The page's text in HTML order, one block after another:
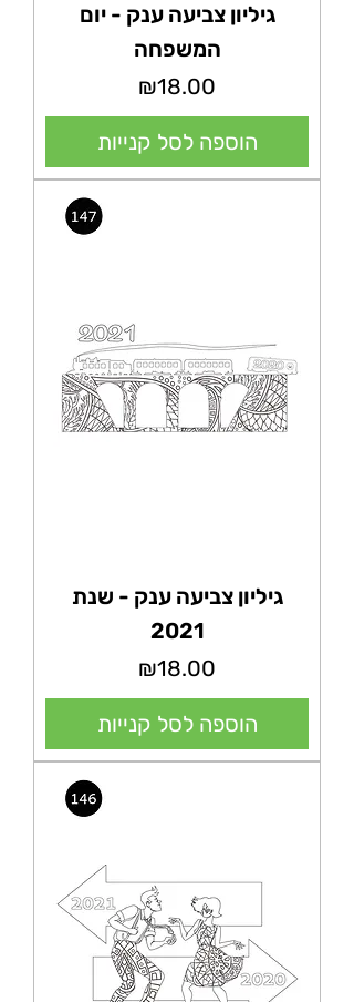
גיליון צביעה ענק - יום
המשפחה
מחיר
₪18.00
הוספה לסל קנייות
גיליון צביעה ענק - שנת
2021
מחיר
₪18.00
הוספה לסל קנייות